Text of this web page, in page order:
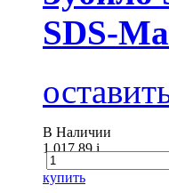
SDS-
В Наличии
1 017.89i
купить